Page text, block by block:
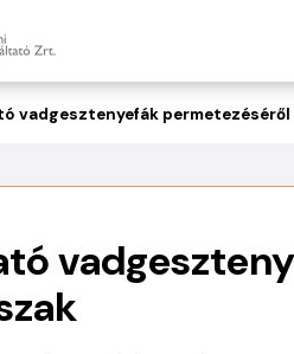
vadgesztenyefák